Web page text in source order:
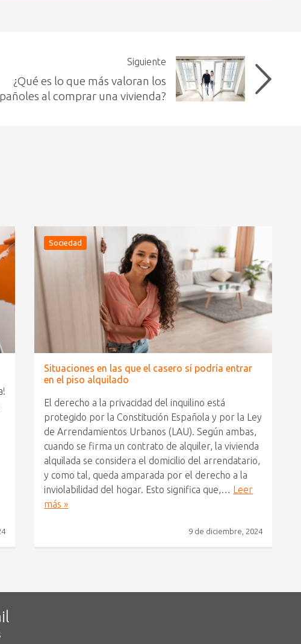
Siguiente
¿Qué es lo que más valoran los
al comprar una vivienda?
Sociedad
Situaciones en las que el casero sí podría entrar
en el piso alquilado
El derecho a la privacidad del inquilino está
protegido por la Constitución Española y por la Ley
de Arrendamientos Urbanos (LAU). Según ambas,
cuando se firma un contrato de alquiler, la vivienda
alquilada se considera el domicilio del arrendatario,
y como tal, queda amparada por el derecho a la
inviolabilidad del hogar. Esto significa que,… Leer
más »
9 de diciembre, 2024